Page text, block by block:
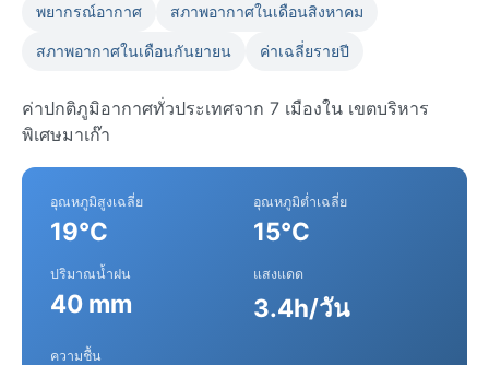
พยากรณ์อากาศ สภาพอากาศในเดือนสิงหาคม
สภาพอากาศในเดือนกันยายน ค่าเฉลี่ยรายปี
ค่าปกติภูมิอากาศทั่วประเทศจาก 7 เมืองใน เขตบริหาร
พิเศษมาเก๊า
อุณหภูมิสูงเฉลี่ย
19°C
อุณหภูมิต่ำเฉลี่ย
15°C
ปริมาณน้ำฝน
40 mm
แสงแดด
3.4h/วัน
ความชื้น